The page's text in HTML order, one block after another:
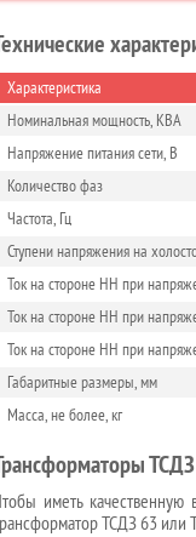
Характеристика
Номинальная мощность, КВА
Напряжение питания сети, В
Количество фаз
Частота, Гц
Ступени напряжения на
Ток на стороне НН при
Ток на стороне НН при
Ток на стороне НН при
Габаритные размеры, мм
Масса, не более, кг
ТСДЗ
иметь качественную
ТСДЗ 63 или